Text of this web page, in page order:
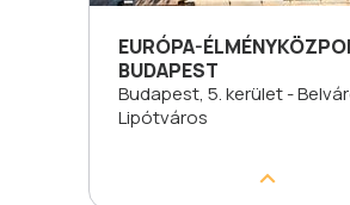
EURÓPA-
BUDAPEST
Budapest, 5. kerület -
Lipótváros